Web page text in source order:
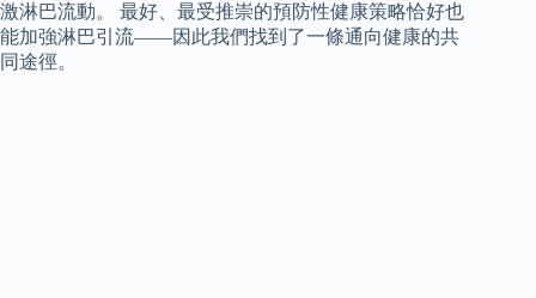
激淋巴流動。 最好、最受推崇的預防性健康策略恰好也
能加強淋巴引流——因此我們找到了一條通向健康的共
同途徑。